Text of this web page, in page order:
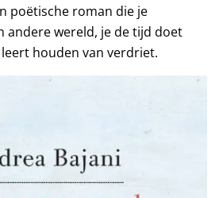
poëtische roman die je
andere wereld, je de tijd doet
houden van verdriet.